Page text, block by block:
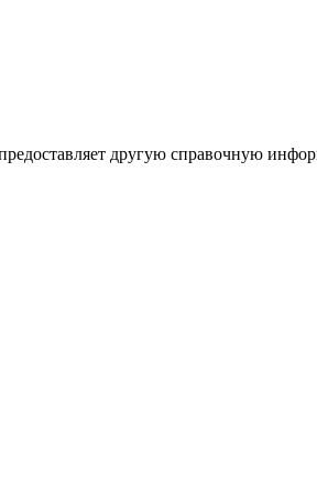
другую справочную